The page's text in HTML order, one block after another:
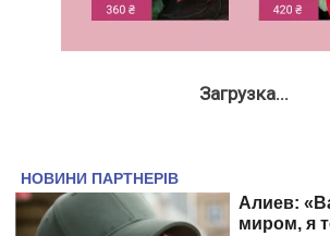
Загрузка...